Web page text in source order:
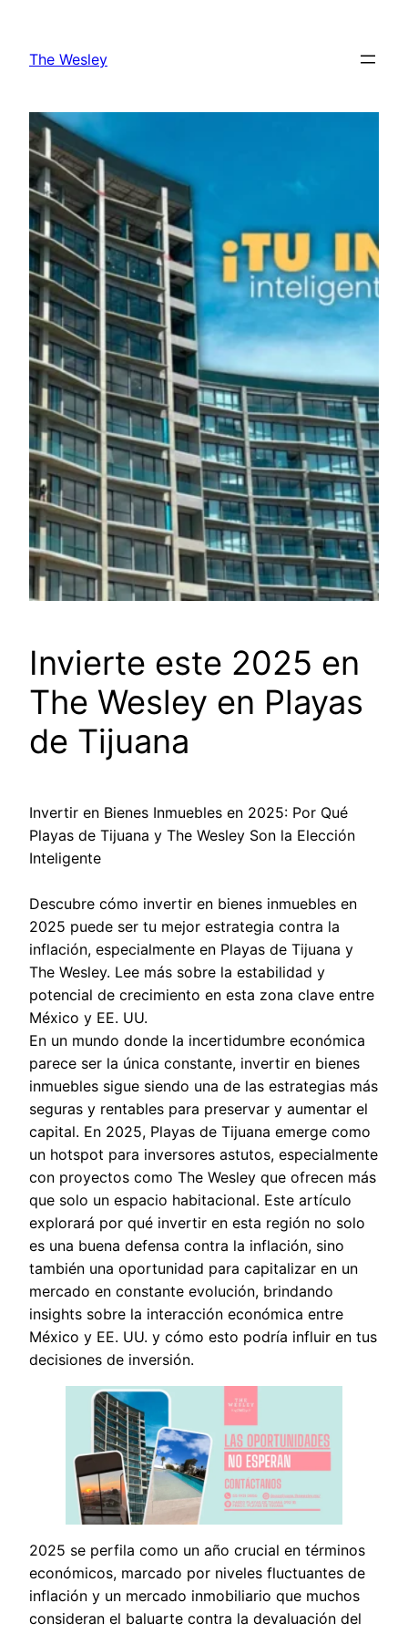
The Wesley
Invierte este 2025 en
The Wesley en Playas
de Tijuana
Invertir en Bienes Inmuebles en 2025: Por Qué
Playas de Tijuana y The Wesley Son la Elección
Inteligente
Descubre cómo invertir en bienes inmuebles en
2025 puede ser tu mejor estrategia contra la
inflación, especialmente en Playas de Tijuana y
The Wesley. Lee más sobre la estabilidad y
potencial de crecimiento en esta zona clave entre
México y EE. UU.
En un mundo donde la incertidumbre económica
parece ser la única constante, invertir en bienes
inmuebles sigue siendo una de las estrategias más
seguras y rentables para preservar y aumentar el
capital. En 2025, Playas de Tijuana emerge como
un hotspot para inversores astutos, especialmente
con proyectos como The Wesley que ofrecen más
que solo un espacio habitacional. Este artículo
explorará por qué invertir en esta región no solo
es una buena defensa contra la inflación, sino
también una oportunidad para capitalizar en un
mercado en constante evolución, brindando
insights sobre la interacción económica entre
México y EE. UU. y cómo esto podría influir en tus
decisiones de inversión.
2025 se perfila como un año crucial en términos
económicos, marcado por niveles fluctuantes de
inflación y un mercado inmobiliario que muchos
consideran el baluarte contra la devaluación del